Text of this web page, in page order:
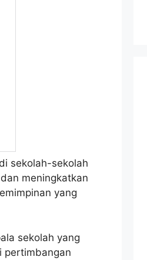
sekolah-sekolah
meningkatkan
yang
sekolah yang
pertimbangan